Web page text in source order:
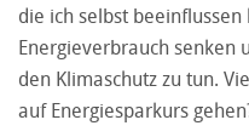
die ich selbst
Energieverbrauch senken
den Klimaschutz zu tun.
auf Energiesparkurs